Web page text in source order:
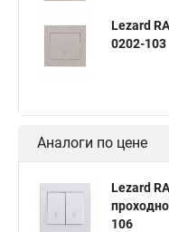
Lezard
0202-103
Аналоги по цене
Lezard
106